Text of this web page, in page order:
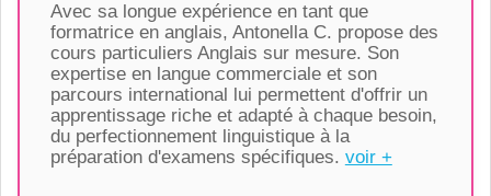
Avec sa longue expérience en tant que
formatrice en anglais, Antonella C. propose des
cours particuliers Anglais sur mesure. Son
expertise en langue commerciale et son
parcours international lui permettent d'offrir un
apprentissage riche et adapté à chaque besoin,
du perfectionnement linguistique à la
préparation d'examens spécifiques. voir +